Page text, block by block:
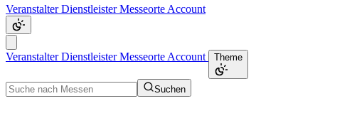
VeranstalterDienstleisterMesseorte Account
VeranstalterDienstleisterMesseorte Account Theme
Suchen